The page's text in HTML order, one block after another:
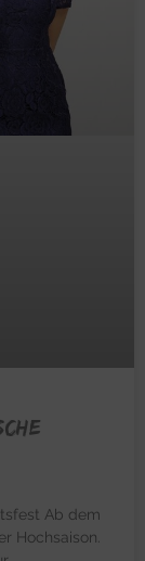
Ab dem
Hochsaison.